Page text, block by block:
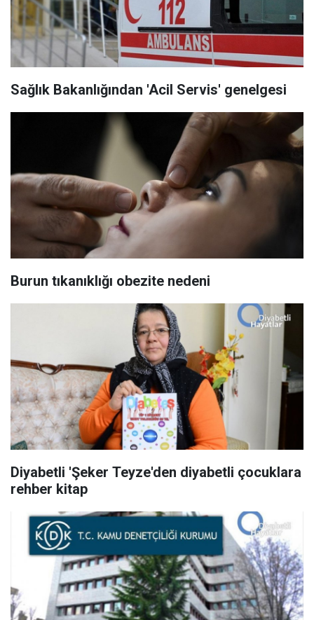
Sağlık Bakanlığından 'Acil Servis' genelgesi
Burun tıkanıklığı obezite nedeni
Diyabetli 'Şeker Teyze'den diyabetli çocuklara
rehber kitap